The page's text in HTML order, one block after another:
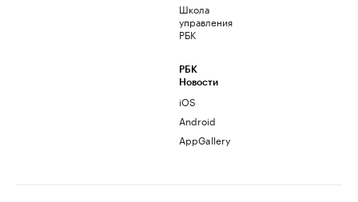
Школа
управления
РБК
РБК
Новости
iOS
Android
AppGallery